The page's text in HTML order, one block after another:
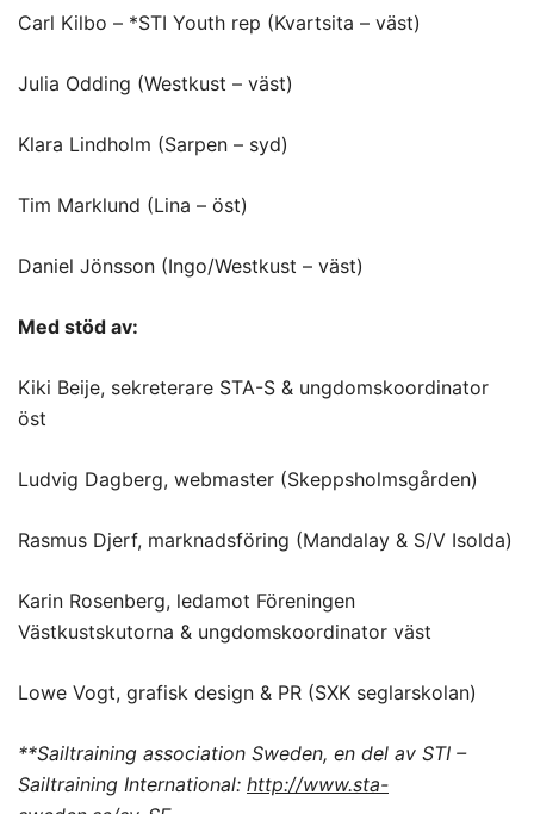
Carl Kilbo – *STI Youth rep (Kvartsita – väst)
Julia Odding (Westkust – väst)
Klara Lindholm (Sarpen – syd)
Tim Marklund (Lina – öst)
Daniel Jönsson (Ingo/Westkust – väst)
Med stöd av:
Kiki Beije, sekreterare STA-S & ungdomskoordinator
öst
Ludvig Dagberg, webmaster (Skeppsholmsgården)
Rasmus Djerf, marknadsföring (Mandalay & S/V Isolda)
Karin Rosenberg, ledamot Föreningen
Västkustskutorna & ungdomskoordinator väst
Lowe Vogt, grafisk design & PR (SXK seglarskolan)
**Sailtraining association Sweden, en del av STI –
Sailtraining International: http://www.sta-